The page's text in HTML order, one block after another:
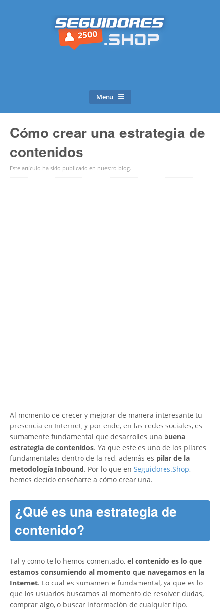
Menu
Cómo crear una estrategia de
contenidos
Este artículo ha sido publicado en nuestro blog.
Al momento de crecer y mejorar de manera interesante tu
presencia en Internet, y por ende, en las redes sociales, es
sumamente fundamental que desarrolles una buena
estrategia de contenidos. Ya que este es uno de los pilares
fundamentales dentro de la red, además es pilar de la
metodología Inbound. Por lo que en Seguidores.Shop,
hemos decido enseñarte a cómo crear una.
¿Qué es una estrategia de
contenido?
Tal y como te lo hemos comentado, el contenido es lo que
estamos consumiendo al momento que navegamos en la
Internet. Lo cual es sumamente fundamental, ya que es lo
que los usuarios buscamos al momento de resolver dudas,
comprar algo, o buscar información de cualquier tipo.